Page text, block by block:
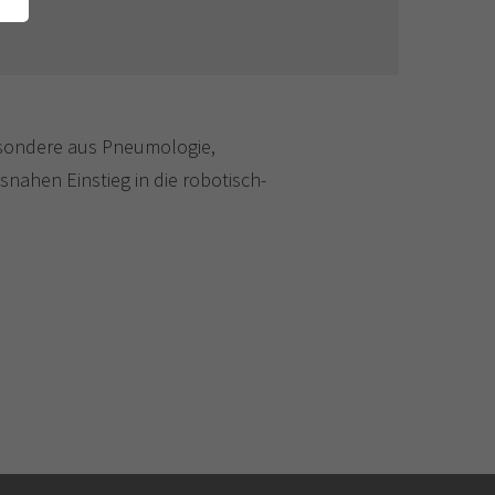
aus Pneumologie,
Einstieg in die robotisch-